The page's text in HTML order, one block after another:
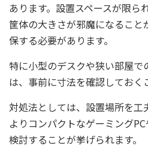
あります。設置スペースが限ら
筐体の大きさが邪魔になるこ
保する必要があります。
特に小型のデスクや狭い部屋
は、事前に寸法を確認しておく
対処法としては、設置場所を工
よりコンパクトなゲーミング
検討することが挙げられます。